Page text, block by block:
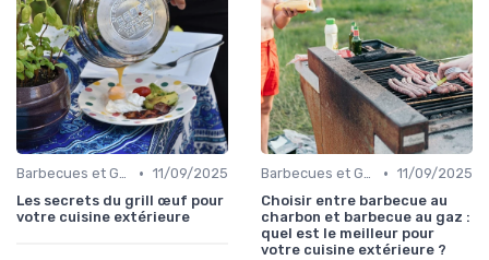
Barbecues et Grills • 11/09/2025
Les secrets du grill œuf pour
votre cuisine extérieure
Barbecues et Grills • 11/09/2025
Choisir entre barbecue au
charbon et barbecue au gaz :
quel est le meilleur pour
votre cuisine extérieure ?